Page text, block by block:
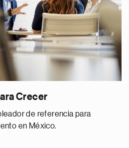
Crecer
de referencia para
en México.